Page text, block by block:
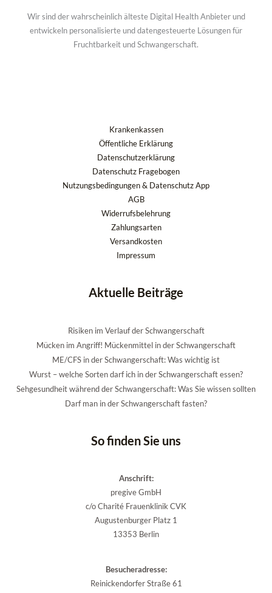
Wir sind der wahrscheinlich älteste Digital Health Anbieter und
entwickeln personalisierte und datengesteuerte Lösungen für
Fruchtbarkeit und Schwangerschaft.
Krankenkassen
Öffentliche Erklärung
Datenschutzerklärung
Datenschutz Fragebogen
Nutzungsbedingungen & Datenschutz App
AGB
Widerrufsbelehrung
Zahlungsarten
Versandkosten
Impressum
Aktuelle Beiträge
Risiken im Verlauf der Schwangerschaft
Mücken im Angriff! Mückenmittel in der Schwangerschaft
ME/CFS in der Schwangerschaft: Was wichtig ist
Wurst – welche Sorten darf ich in der Schwangerschaft essen?
Sehgesundheit während der Schwangerschaft: Was Sie wissen sollten
Darf man in der Schwangerschaft fasten?
So finden Sie uns
Anschrift:
pregive GmbH
c/o Charité Frauenklinik CVK
Augustenburger Platz 1
13353 Berlin
Besucheradresse:
Reinickendorfer Straße 61